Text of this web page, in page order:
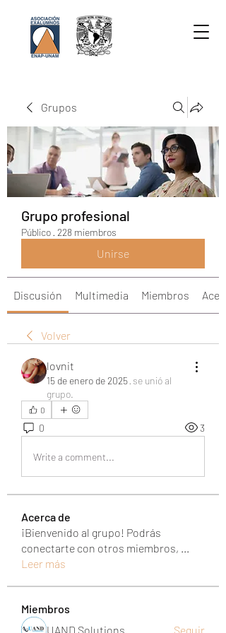
Grupos
Grupo profesional
Público · 228 miembros
Unirse
Discusión Multimedia Miembros
Volver
lovnit
15 de enero de 2025· se unió al
grupo.
0
0 3
Write a comment...
Acerca de
¡Bienvenido al grupo! Podrás
conectarte con otros miembros, ...
Leer más
Miembros
UAND Solutions
Seguir